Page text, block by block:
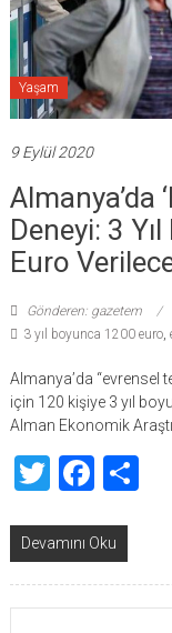
Yaşam
9 Eylül 2020
Almanya’da
Deneyi: 3
Euro
Gönderen: gazetem
3 yıl boyunca 1200 euro,
Almanya’da “evrensel
için 120 kişiye 3 yıl
Alman Ekonomik
Twitter
Devamını Oku